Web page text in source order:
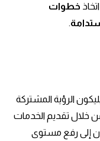
خطوات
.
الرؤية المشتركة
خلال تقديم الخدمات
إلى رفع مستوى